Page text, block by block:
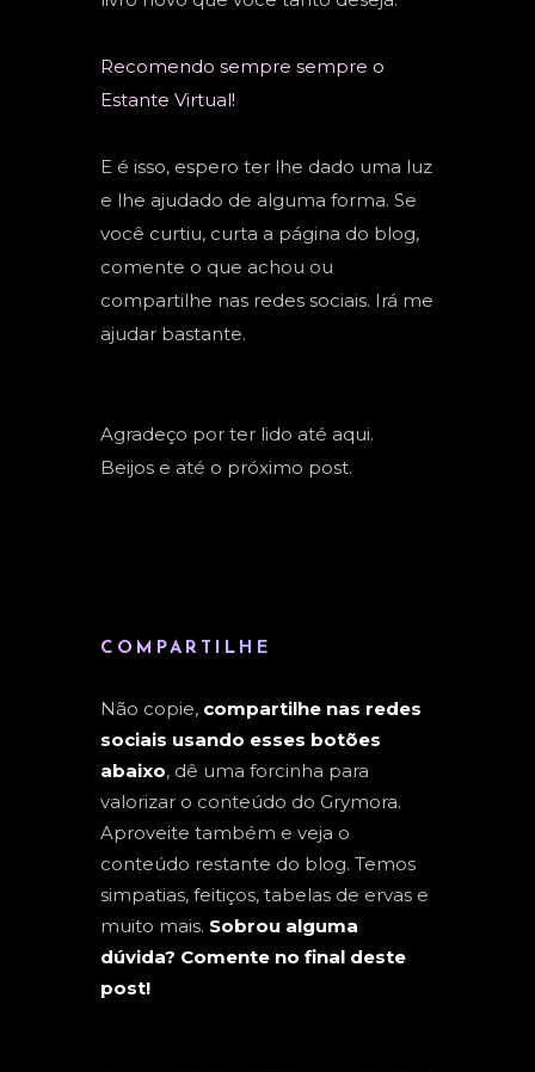
Recomendo sempre sempre o
Estante Virtual!
E é isso, espero ter lhe dado uma luz
e lhe ajudado de alguma forma. Se
você curtiu, curta a página do blog,
comente o que achou ou
compartilhe nas redes sociais. Irá me
ajudar bastante.
Agradeço por ter lido até aqui.
Beijos e até o próximo post.
COMPARTILHE
Não copie, compartilhe nas redes
sociais usando esses botões
abaixo, dê uma forcinha para
valorizar o conteúdo do Grymora.
Aproveite também e veja o
conteúdo restante do blog. Temos
simpatias, feitiços, tabelas de ervas e
muito mais. Sobrou alguma
dúvida? Comente no final deste
post!